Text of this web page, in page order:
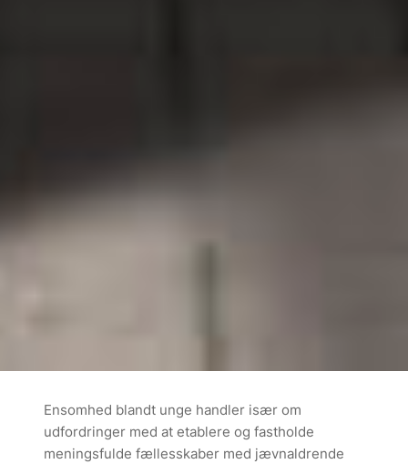
Ensomhed blandt unge handler især om
udfordringer med at etablere og fastholde
meningsfulde fællesskaber med jævnaldrende